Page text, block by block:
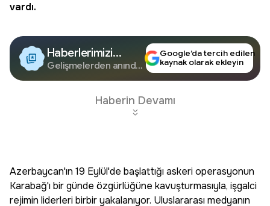
vardı.
Haberlerimizi
Google'da Takip
Edin
Gelişmelerden anında
Google’da tercih edilen
kaynak olarak ekleyin
Haberin Devamı
Azerbaycan'ın 19 Eylül'de başlattığı askeri operasyonun
Karabağ'ı bir günde özgürlüğüne kavuşturmasıyla, işgalci
rejimin liderleri birbir yakalanıyor. Uluslararası medyanın